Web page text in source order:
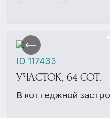
УЧАСТОК, 64 СОТ.
В коттеджной
ID 117433